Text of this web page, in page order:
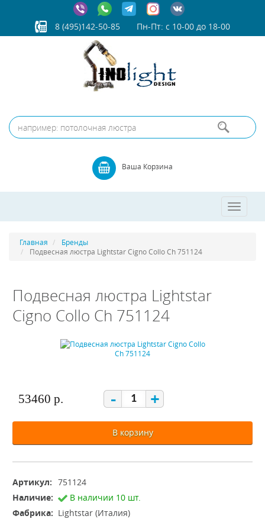
8 (495)142-50-85 Пн-Пт: с 10-00 до 18-00
Ваша Корзина
Toggle
Главная
Бренды
Подвесная люстра Lightstar Cigno Collo Ch 751124
Подвесная люстра Lightstar
Cigno Collo Ch 751124
53460 р. - +
В корзину
Артикул: 751124
Наличие:
В наличии 10 шт.
Фабрика: Lightstar (Италия)